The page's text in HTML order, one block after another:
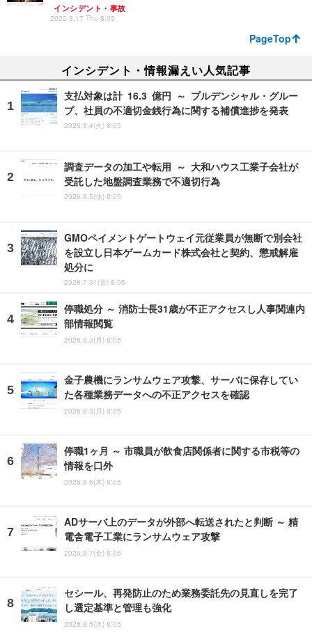
インシデント・事故
2022.3.17 Thu 8:05
PageTop
インシデント・情報漏えい人気記事
支払対象は計 16.3 億円 ～ プルデンシャル・グルー
プ、社員の不適切金銭行為に関する補償進捗を発表
2026.8.4(火) 8:05
調査データの加工や転用 ～ 大和ハウス工業子会社が
受託した地盤調査業務で不適切行為
2026.8.5(水) 8:05
GMOペイメントゲートウェイ元従業員が無断で別会社
を設立し日本ゲームカード株式会社と契約、懲戒解雇
処分に
2026.7.31(金) 8:05
停職処分 ～ 消防士長31歳が不正アクセスし人事関連内
部情報閲覧
2026.8.3(月) 8:05
金子農機にランサムウェア攻撃、サーバに保存してい
た各種業務データへの不正アクセスを確認
2026.8.3(月) 8:05
停職1ヶ月 ～ 市職員が飲食店関係者に関する市税等の
情報を口外
2026.8.6(木) 8:05
ADサーバ上のデータが外部へ転送されたと判断 ～ 精
電舎電子工業にランサムウェア攻撃
2026.8.7(金) 8:05
セシール、再発防止のため業務委託先の見直しを完了
し選定基準と管理も強化
2026.8.5(水) 8:05